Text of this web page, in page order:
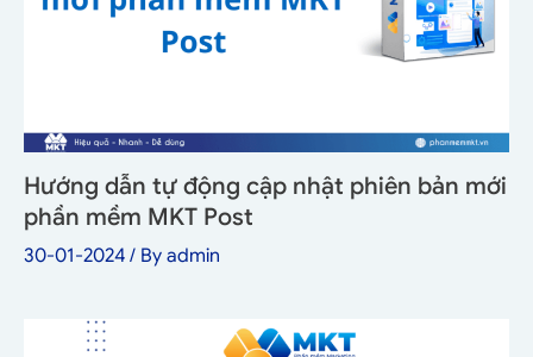
Hướng dẫn tự động cập nhật phiên bản mới
phần mềm MKT Post
30-01-2024 / By admin